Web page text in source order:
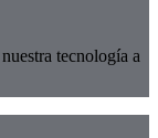
tecnología a